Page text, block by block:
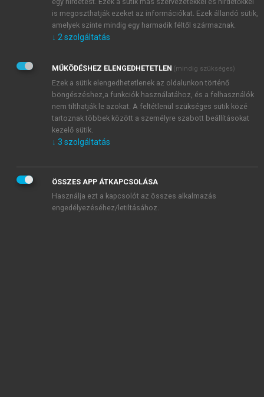
Kérek értesítést a MeRSZ újdonságairól, akcióiról.
Kérek értesítést az Akadémiai Kiadó Zrt. újdonságairól,
Adatkezelési tájékoztatóbanfoglaltakat tudomásul
veszem és elfogadom.
Általános vásárlási feltételeket, valamint a szotar.netés a
mersz.huoldalak licencszerződéseiben foglaltakat
tudomásul veszem és elfogadom.
KIPRÓBÁLOM
is megoszthatják ezeket az információkat. Ezek állandó sütik,
amelyek szinte mindig egy harmadik féltől származnak.
↓ 2 szolgáltatás
MŰKÖDÉSHEZ ELENGEDHETETLEN (mindig szükséges)
Ezek a sütik elengedhetetlenek az oldalunkon történő
böngészéshez,a funkciók használatához, és a felhasználók
nem tilthatják le azokat. A feltétlenül szükséges sütik közé
tartoznak többek között a személyre szabott beállításokat
kezelő sütik.
↓ 3 szolgáltatás
ÖSSZES APP ÁTKAPCSOLÁSA
Használja ezt a kapcsolót az összes alkalmazás
engedélyezéséhez/letiltásához.